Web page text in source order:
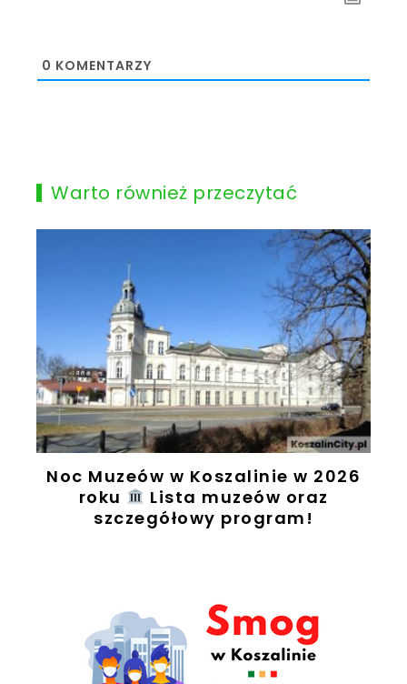
0 KOMENTARZY
Warto również przeczytać
Noc Muzeów w Koszalinie w 2026
roku
Lista muzeów oraz
szczegółowy program!